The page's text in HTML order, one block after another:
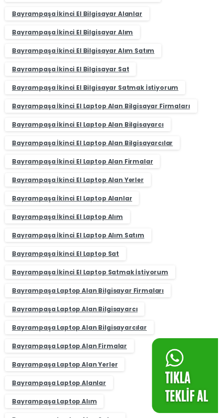
Bayrampaşa İkinci El Bilgisayar Alanlar
Bayrampaşa İkinci El Bilgisayar Alım
Bayrampaşa İkinci El Bilgisayar Alım Satım
Bayrampaşa İkinci El Bilgisayar Sat
Bayrampaşa İkinci El Bilgisayar Satmak İstiyorum
Bayrampaşa İkinci El Laptop Alan Bilgisayar Firmaları
Bayrampaşa İkinci El Laptop Alan Bilgisayarcı
Bayrampaşa İkinci El Laptop Alan Bilgisayarcılar
Bayrampaşa İkinci El Laptop Alan Firmalar
Bayrampaşa İkinci El Laptop Alan Yerler
Bayrampaşa İkinci El Laptop Alanlar
Bayrampaşa İkinci El Laptop Alım
Bayrampaşa İkinci El Laptop Alım Satım
Bayrampaşa İkinci El Laptop Sat
Bayrampaşa İkinci El Laptop Satmak İstiyorum
Bayrampaşa Laptop Alan Bilgisayar Firmaları
Bayrampaşa Laptop Alan Bilgisayarcı
Bayrampaşa Laptop Alan Bilgisayarcılar
Bayrampaşa Laptop Alan Firmalar
Bayrampaşa Laptop Alan Yerler
Bayrampaşa Laptop Alanlar
Bayrampaşa Laptop Alım